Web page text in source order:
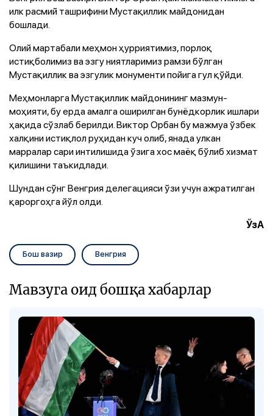
илк расмий ташрифини Мустақиллик майдонидан
бошлади.
Олий мартабали меҳмон ҳурриятимиз, порлоқ
истиқболимиз ва эзгу ниятларимиз рамзи бўлган
Мустақиллик ва эзгулик монументи пойига гул қўйди.
Меҳмонларга Мустақиллик майдонининг мазмун-
моҳияти, бу ерда амалга оширилган бунёдкорлик ишлари
ҳақида сўзлаб берилди. Виктор Орбан бу мажмуа ўзбек
халқини истиқлол руҳидан куч олиб, янада улкан
марралар сари интилишида ўзига хос маёқ бўлиб хизмат
қилишини таъкидлади.
Шундан сўнг Венгрия делегацияси ўзи учун ажратилган
қароргоҳга йўл олди.
ЎзА
Бош вазир Венгрия
Мавзуга оид бошқа хабарлар